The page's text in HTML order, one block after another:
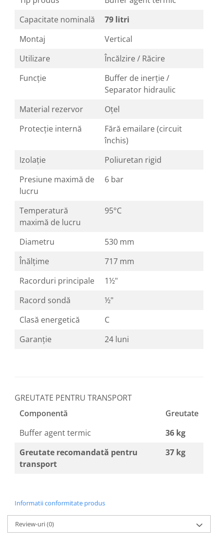
Capacitate nominală
79 litri
Montaj
Vertical
Utilizare
Încălzire / Răcire
Funcție
Buffer de inerție /
Separator hidraulic
Material rezervor
Oțel
Protecție internă
Fără emailare (circuit
închis)
Izolație
Poliuretan rigid
Presiune maximă de
lucru
6 bar
Temperatură
maximă de lucru
95°C
Diametru
530 mm
Înălțime
717 mm
Racorduri principale
1½"
Racord sondă
½"
Clasă energetică
C
Garanție
24 luni
GREUTATE PENTRU TRANSPORT
Componentă
Greutate
Buffer agent termic
36 kg
Greutate recomandată pentru
transport
37 kg
Informatii conformitate produs
Review-uri(0)